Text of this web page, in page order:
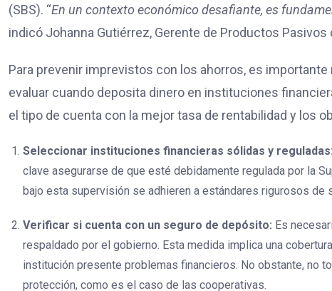
(SBS). “En un contexto económico desafiante, es
indicó Johanna Gutiérrez, Gerente de Productos Pasivos
Para prevenir imprevistos con los ahorros, es
evaluar cuando deposita dinero en instituciones
el tipo de cuenta con la mejor tasa de rentabilidad y los
Seleccionar instituciones financieras sólidas y reguladas:
clave asegurarse de que esté debidamente regulada por la
bajo esta supervisión se adhieren a estándares rigurosos de
Verificar si cuenta con un seguro de depósito: Es
respaldado por el gobierno. Esta medida implica una
institución presente problemas financieros. No obstante, no
protección, como es el caso de las cooperativas.